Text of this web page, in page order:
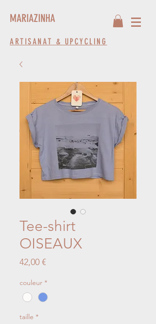
ARTISANAT & UPCYCLING
MARIAZINHA
Tee-shirt
OISEAUX
42,00 €Prix
couleur *
taille *